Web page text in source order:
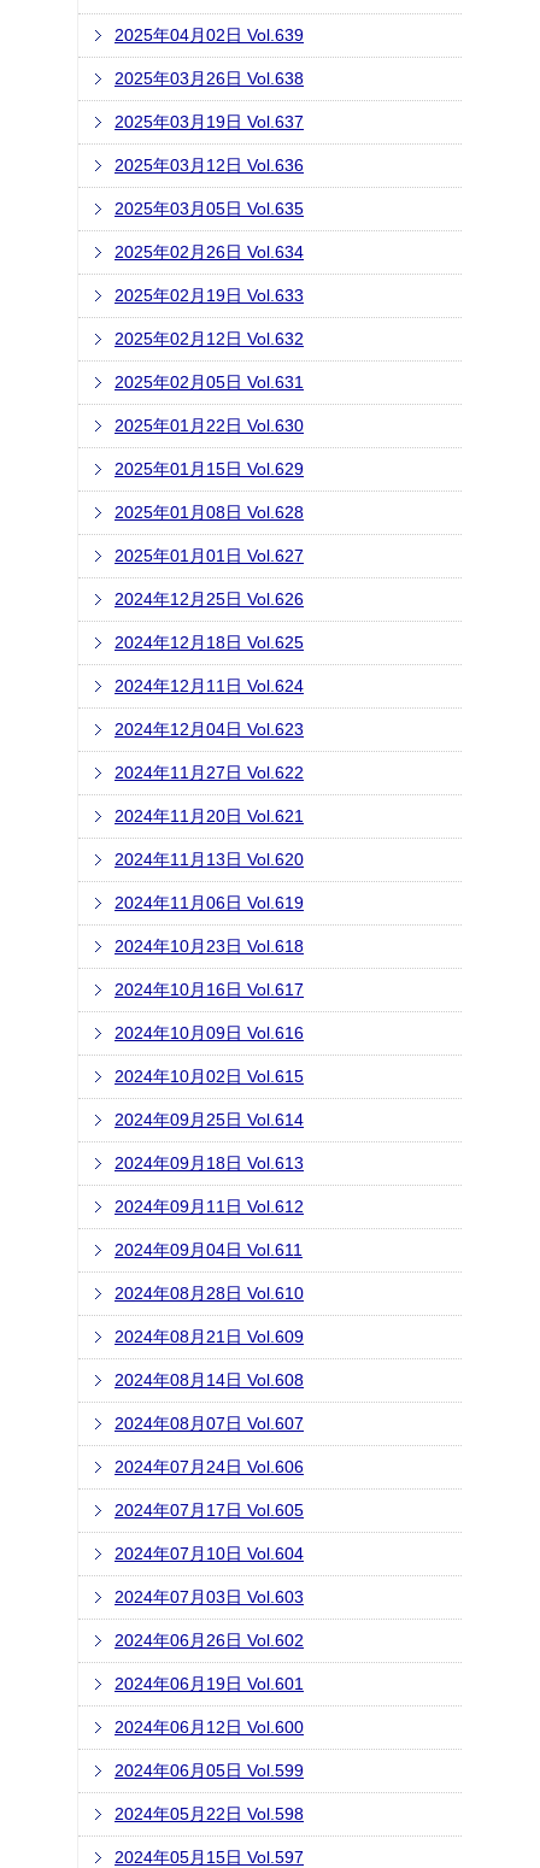
2025年04月02日 Vol.639
2025年03月26日 Vol.638
2025年03月19日 Vol.637
2025年03月12日 Vol.636
2025年03月05日 Vol.635
2025年02月26日 Vol.634
2025年02月19日 Vol.633
2025年02月12日 Vol.632
2025年02月05日 Vol.631
2025年01月22日 Vol.630
2025年01月15日 Vol.629
2025年01月08日 Vol.628
2025年01月01日 Vol.627
2024年12月25日 Vol.626
2024年12月18日 Vol.625
2024年12月11日 Vol.624
2024年12月04日 Vol.623
2024年11月27日 Vol.622
2024年11月20日 Vol.621
2024年11月13日 Vol.620
2024年11月06日 Vol.619
2024年10月23日 Vol.618
2024年10月16日 Vol.617
2024年10月09日 Vol.616
2024年10月02日 Vol.615
2024年09月25日 Vol.614
2024年09月18日 Vol.613
2024年09月11日 Vol.612
2024年09月04日 Vol.611
2024年08月28日 Vol.610
2024年08月21日 Vol.609
2024年08月14日 Vol.608
2024年08月07日 Vol.607
2024年07月24日 Vol.606
2024年07月17日 Vol.605
2024年07月10日 Vol.604
2024年07月03日 Vol.603
2024年06月26日 Vol.602
2024年06月19日 Vol.601
2024年06月12日 Vol.600
2024年06月05日 Vol.599
2024年05月22日 Vol.598
2024年05月15日 Vol.597